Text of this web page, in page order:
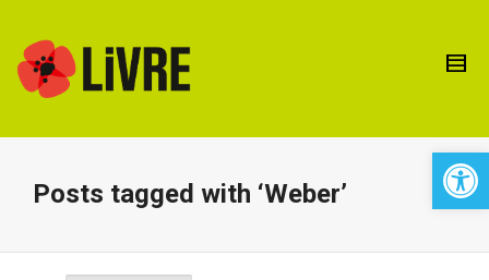
Posts tagged with ‘Weber’